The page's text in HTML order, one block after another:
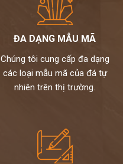
ĐA DẠNG MẪU MÃ
Chúng tôi cung cấp đa dạng
các loại mẫu mã của đá tự
nhiên trên thị trường.